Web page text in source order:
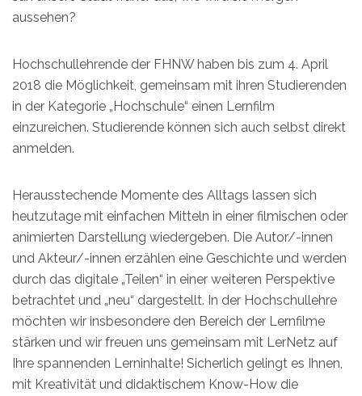
aussehen?
Hochschullehrende der FHNW haben bis zum 4. April
2018 die Möglichkeit, gemeinsam mit ihren Studierenden
in der Kategorie „Hochschule“ einen Lernfilm
einzureichen. Studierende können sich auch selbst direkt
anmelden.
Herausstechende Momente des Alltags lassen sich
heutzutage mit einfachen Mitteln in einer filmischen oder
animierten Darstellung wiedergeben. Die Autor/-innen
und Akteur/-innen erzählen eine Geschichte und werden
durch das digitale „Teilen“ in einer weiteren Perspektive
betrachtet und „neu“ dargestellt. In der Hochschullehre
möchten wir insbesondere den Bereich der Lernfilme
stärken und wir freuen uns gemeinsam mit LerNetz auf
Ihre spannenden Lerninhalte! Sicherlich gelingt es Ihnen,
mit Kreativität und didaktischem Know-How die